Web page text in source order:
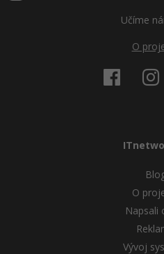
Učíme
O
O
Napsali
Vývoj